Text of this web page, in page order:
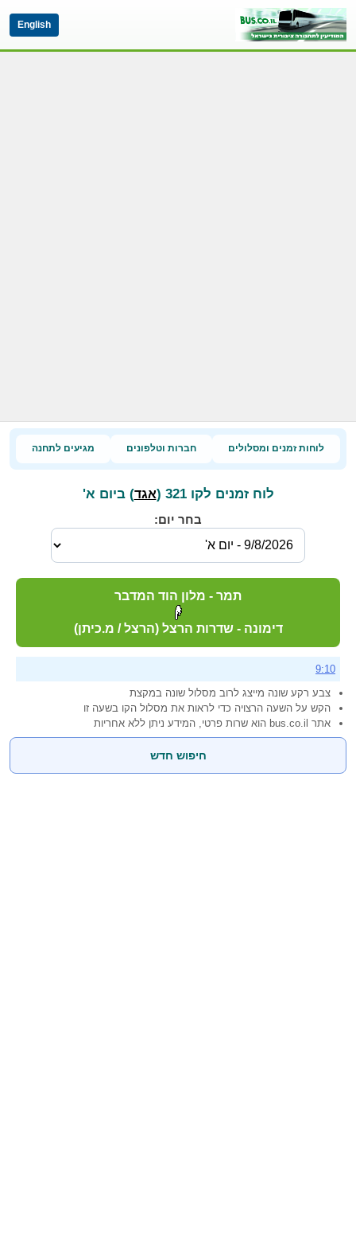
English
לוחות זמנים ומסלולים חברות וטלפונים מגיעים לתחנה
לוח זמנים לקו 321 ( אגד) ביום א'
בחר יום:
תמר - מלון הוד המדבר
דימונה - שדרות הרצל (הרצל / מ.כיתן)
9:10
צבע רקע שונה מייצג לרוב מסלול שונה במקצת
הקש על השעה הרצויה כדי לראות את מסלול הקו בשעה זו
אתר bus.co.il הוא שרות פרטי, המידע ניתן ללא אחריות
חיפוש חדש